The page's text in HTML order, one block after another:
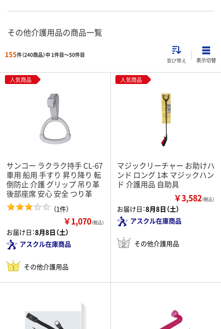
その他介護用品の商品一覧
155件（240商品）中 1件目～50件目
並び替え 表示切替
人気商品
サンコー ラクラク持手 CL-67
車用 船用 手すり 昇り降り 転
倒防止 介護 グリップ 吊り革
後部座席 安心 安全 つり革
（1件）
￥1,070（税込）
お届け日：8月8日（土）
アスクル在庫商品
その他介護用品
人気商品
マジックリーチャー お助けハ
ンド ロング 1本 マジックハン
ド 介護用品 自助具
￥3,582（税込）
お届け日：8月8日（土）
アスクル在庫商品
その他介護用品